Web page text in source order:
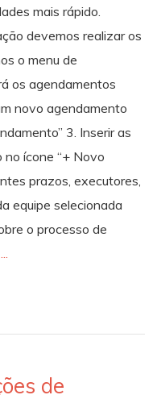
mais rápido.
devemos realizar os
o menu de
os agendamentos
novo agendamento
3. Inserir as
ícone “+ Novo
prazos, executores,
equipe selecionada
o processo de
de